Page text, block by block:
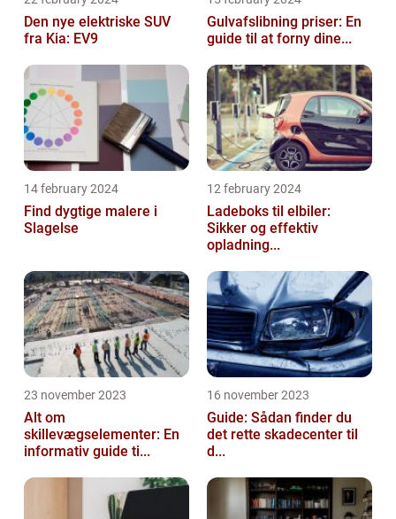
Den nye elektriske SUV
fra Kia: EV9
Gulvafslibning priser: En
guide til at forny dine...
14 february 2024
Find dygtige malere i
Slagelse
12 february 2024
Ladeboks til elbiler:
Sikker og effektiv
opladning...
23 november 2023
Alt om
skillevægselementer: En
informativ guide ti...
16 november 2023
Guide: Sådan finder du
det rette skadecenter til
d...